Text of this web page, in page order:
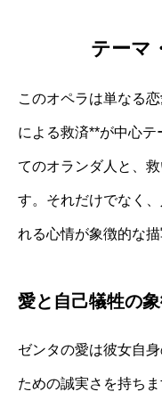
テーマ
このオペラは単なる
による救済**が中心
てのオランダ人と、
す。それだけでなく
れる心情が象徴的な
愛と自己犠牲の
ゼンタの愛は彼女自
ための誠実さを持ち